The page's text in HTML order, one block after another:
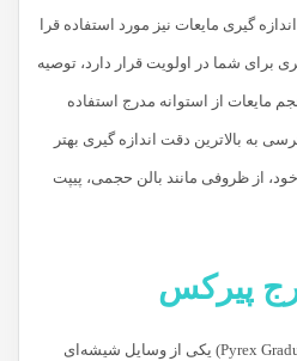
گیری مایعات نیز مورد استفاده قرا
برای شما در اولویت قرار دارد، توصیه
مایعات از استوانه مدرج استفاده
به بالاترین دقت اندازه گیری بهتر
از ظروفی مانند بالن حجمی، پیپت
پیرکس
بشر مدرج پیرکس (Pyrex Graduated Beaker) یکی از وسایل شیشه‌ای